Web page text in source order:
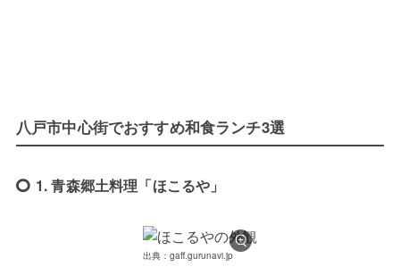
八戸市中心街でおすすめ和食ランチ3選
1. 青森郷土料理「ほこるや」
出典：gaff.gurunavi.jp